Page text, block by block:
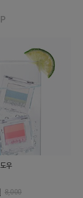
우
8,000